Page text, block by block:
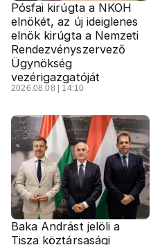
Pósfai kirúgta a NKOH
elnökét, az új ideiglenes
elnök kirúgta a Nemzeti
Rendezvényszervező
Ügynökség
vezérigazgatóját
2026.08.08 | 14:10
Baka Andrást jelöli a
Tisza köztársasági